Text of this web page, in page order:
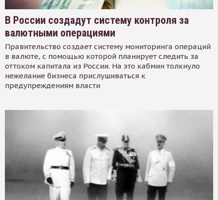
В России создадут систему контроля за
валютными операциями
Правительство создает систему мониторинга операций
в валюте, с помощью которой планирует следить за
оттоком капитала из России. На это кабмин толкнуло
нежелание бизнеса прислушиваться к
предупреждениям власти